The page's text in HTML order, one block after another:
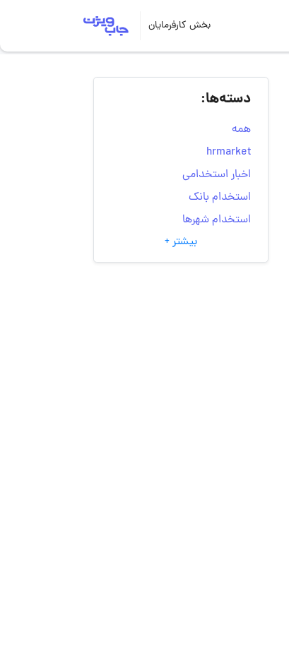
بخش کارفرمایان
دسته‌ها:
همه
hrmarket
اخبار استخدامی
استخدام بانک
استخدام شهرها
انتخاب مسیر شغلی
به‌روزرسانی‌های سایت
بیشتر +